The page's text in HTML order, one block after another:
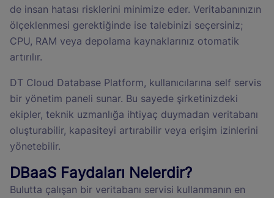
de insan hatası risklerini minimize eder. Veritabanınızın
ölçeklenmesi gerektiğinde ise talebinizi seçersiniz;
CPU, RAM veya depolama kaynaklarınız otomatik
artırılır.
DT Cloud Database Platform, kullanıcılarına self servis
bir yönetim paneli sunar. Bu sayede şirketinizdeki
ekipler, teknik uzmanlığa ihtiyaç duymadan veritabanı
oluşturabilir, kapasiteyi artırabilir veya erişim izinlerini
yönetebilir.
DBaaS Faydaları Nelerdir?
Bulutta çalışan bir veritabanı servisi kullanmanın en